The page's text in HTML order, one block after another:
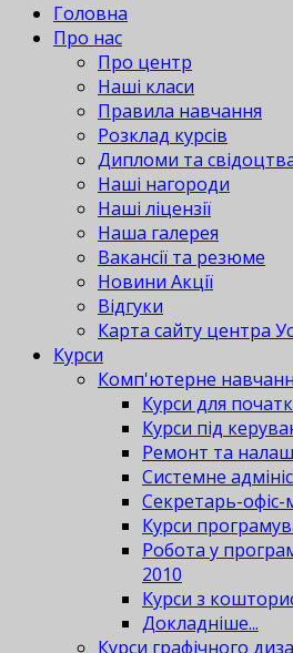
Головна
Про нас
Про центр
Наші класи
Правила навчання
Розклад курсів
Дипломи та
Наші нагороди
Наші ліцензії
Наша галерея
Вакансії та резюме
Новини Акції
Відгуки
Карта сайту центра
Курси
Комп'ютерне
Курси для
Курси під
Ремонт та
Системне
Секретарь-
Курси
Робота у
2010
Курси з
Докладніше...
Курси графічного